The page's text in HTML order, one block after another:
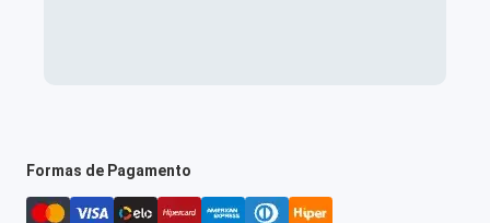
Formas de Pagamento